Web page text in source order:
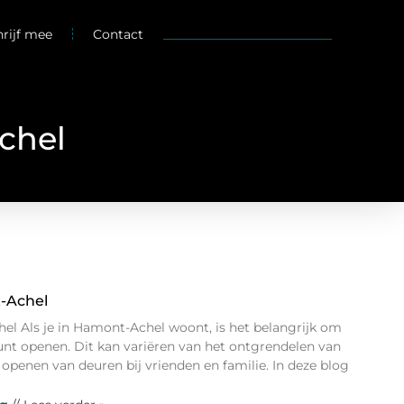
mee Contact
Achel
Als je in Hamont-Achel woont, is het belangrijk om
openen. Dit kan variëren van het ontgrendelen van
van deuren bij vrienden en familie. In deze blog